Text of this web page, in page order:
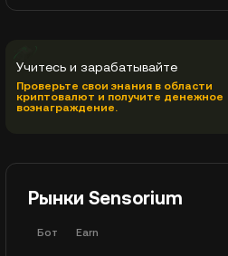
Учитесь и зарабатывайте
Проверьте свои знания в области
криптовалют и получите денежное
вознаграждение.
Рынки Sensorium
Бот Earn